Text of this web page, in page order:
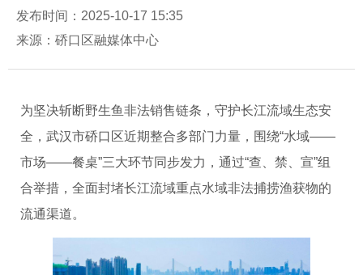
发布时间：2025-10-17 15:35
来源：硚口区融媒体中心
为坚决斩断野生鱼非法销售链条，守护长江流域生态安
全，武汉市硚口区近期整合多部门力量，围绕“水域——
市场——餐桌”三大环节同步发力，通过“查、禁、宣”组
合举措，全面封堵长江流域重点水域非法捕捞渔获物的
流通渠道。